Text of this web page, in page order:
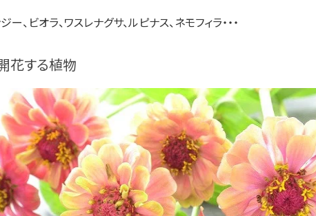
ビオラ、ワスレナグサ、ルピナス、ネモフィラ・・・
花する植物